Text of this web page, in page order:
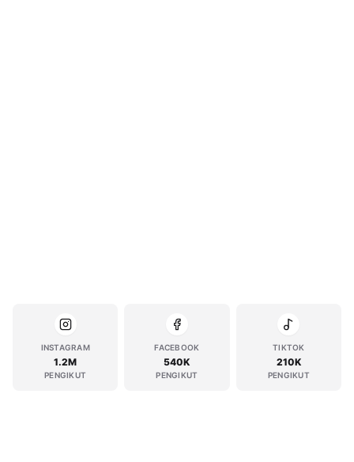
INSTAGRAM
1.2M
PENGIKUT
FACEBOOK
540K
PENGIKUT
TIKTOK
210K
PENGIKUT